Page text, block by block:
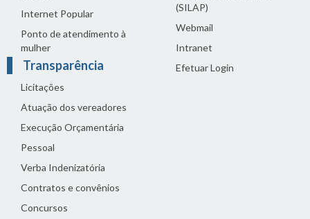
Internet Popular
Ponto de atendimento à
mulher
Transparência
Licitações
Atuação dos vereadores
Execução Orçamentária
Pessoal
Verba Indenizatória
Contratos e convênios
Concursos
(SILAP)
Webmail
Intranet
Efetuar Login